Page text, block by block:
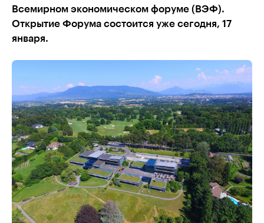
Всемирном экономическом форуме (ВЭФ).
Открытие Форума состоится уже сегодня, 17
января.